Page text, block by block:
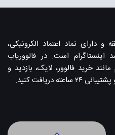
از ۱۱ سال سابقه و دارای نماد اعتماد الکرونیکی،
اینستاگرام است. در فالووریاب
خرید فالوور، لایک، بازدید و
دریافت کنید.